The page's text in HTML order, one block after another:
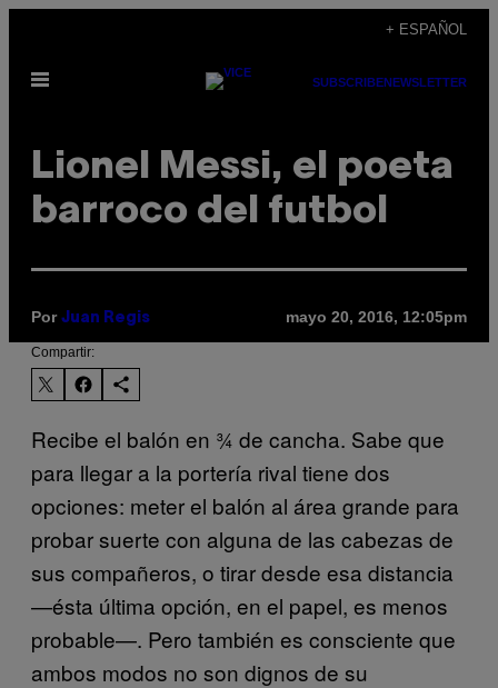
contenido
+ ESPAÑOL
Abrir
SUBSCRIBENEWSLETTER
Lionel Messi, el poeta
barroco del futbol
Por Juan Regis mayo 20, 2016, 12:05pm
Compartir:
Recibe el balón en ¾ de cancha. Sabe que
para llegar a la portería rival tiene dos
opciones: meter el balón al área grande para
probar suerte con alguna de las cabezas de
sus compañeros, o tirar desde esa distancia
—ésta última opción, en el papel, es menos
probable—. Pero también es consciente que
ambos modos no son dignos de su